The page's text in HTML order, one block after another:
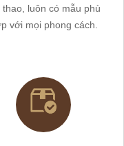
thao, luôn có mẫu phù
với mọi phong cách.